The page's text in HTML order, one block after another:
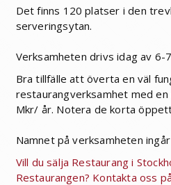
Det finns 120 platser i den
serveringsytan.
Verksamheten drivs idag av 6-
Bra tillfälle att överta en väl
restaurangverksamhet med
Mkr/ år. Notera de korta
Namnet på verksamheten
Vill du sälja Restaurang i
Restaurangen? Kontakta oss